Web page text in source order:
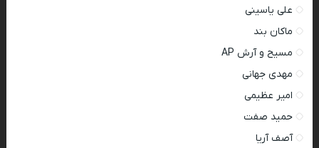
علی یاسینی
ماکان بند
مسیح و آرش AP
مهدی جهانی
امیر عظیمی
حمید صفت
آصف آریا